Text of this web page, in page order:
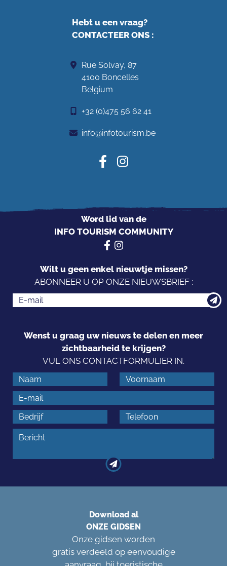
Hebt u een vraag?
CONTACTEER ONS:
Rue Solvay, 87
4100 Boncelles
Belgium
+32 (0)475 56 62 41
info@infotourism.be
Word lid van de
INFO TOURISM COMMUNITY
Wilt u geen enkel nieuwtje missen?
ABONNEER U OP ONZE NIEUWSBRIEF :
Wenst u graag uw nieuws te delen en meer
zichtbaarheid te krijgen?
VUL ONS CONTACTFORMULIER IN.
Download al
ONZE GIDSEN
Onze gidsen worden
gratis verdeeld op eenvoudige